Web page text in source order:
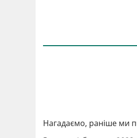
Нагадаємо, раніше ми